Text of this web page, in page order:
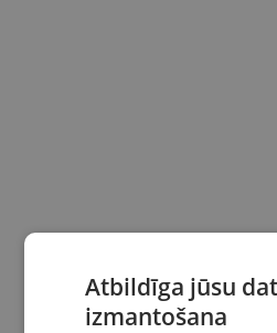
Atbildīga jūsu
izmantošana